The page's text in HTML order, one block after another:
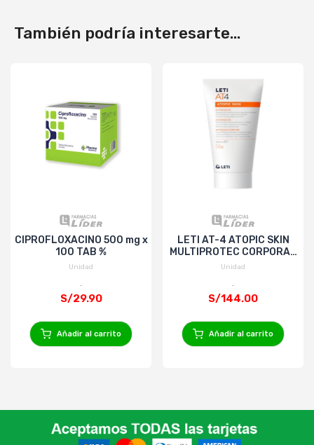
También podría interesarte...
CIPROFLOXACINO 500 mg x
100 TAB %
Unidad
S/29.90
Añadir al carrito
LETI AT-4 ATOPIC SKIN
MULTIPROTEC CORPORAL
x 100ML
Unidad
S/144.00
Añadir al carrito